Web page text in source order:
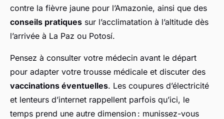
contre la fièvre jaune pour l’Amazonie, ainsi que des
conseils pratiques sur l’acclimatation à l’altitude dès
l’arrivée à La Paz ou Potosí.
Pensez à consulter votre médecin avant le départ
pour adapter votre trousse médicale et discuter des
vaccinations éventuelles. Les coupures d’électricité
et lenteurs d’internet rappellent parfois qu’ici, le
temps prend une autre dimension : munissez-vous